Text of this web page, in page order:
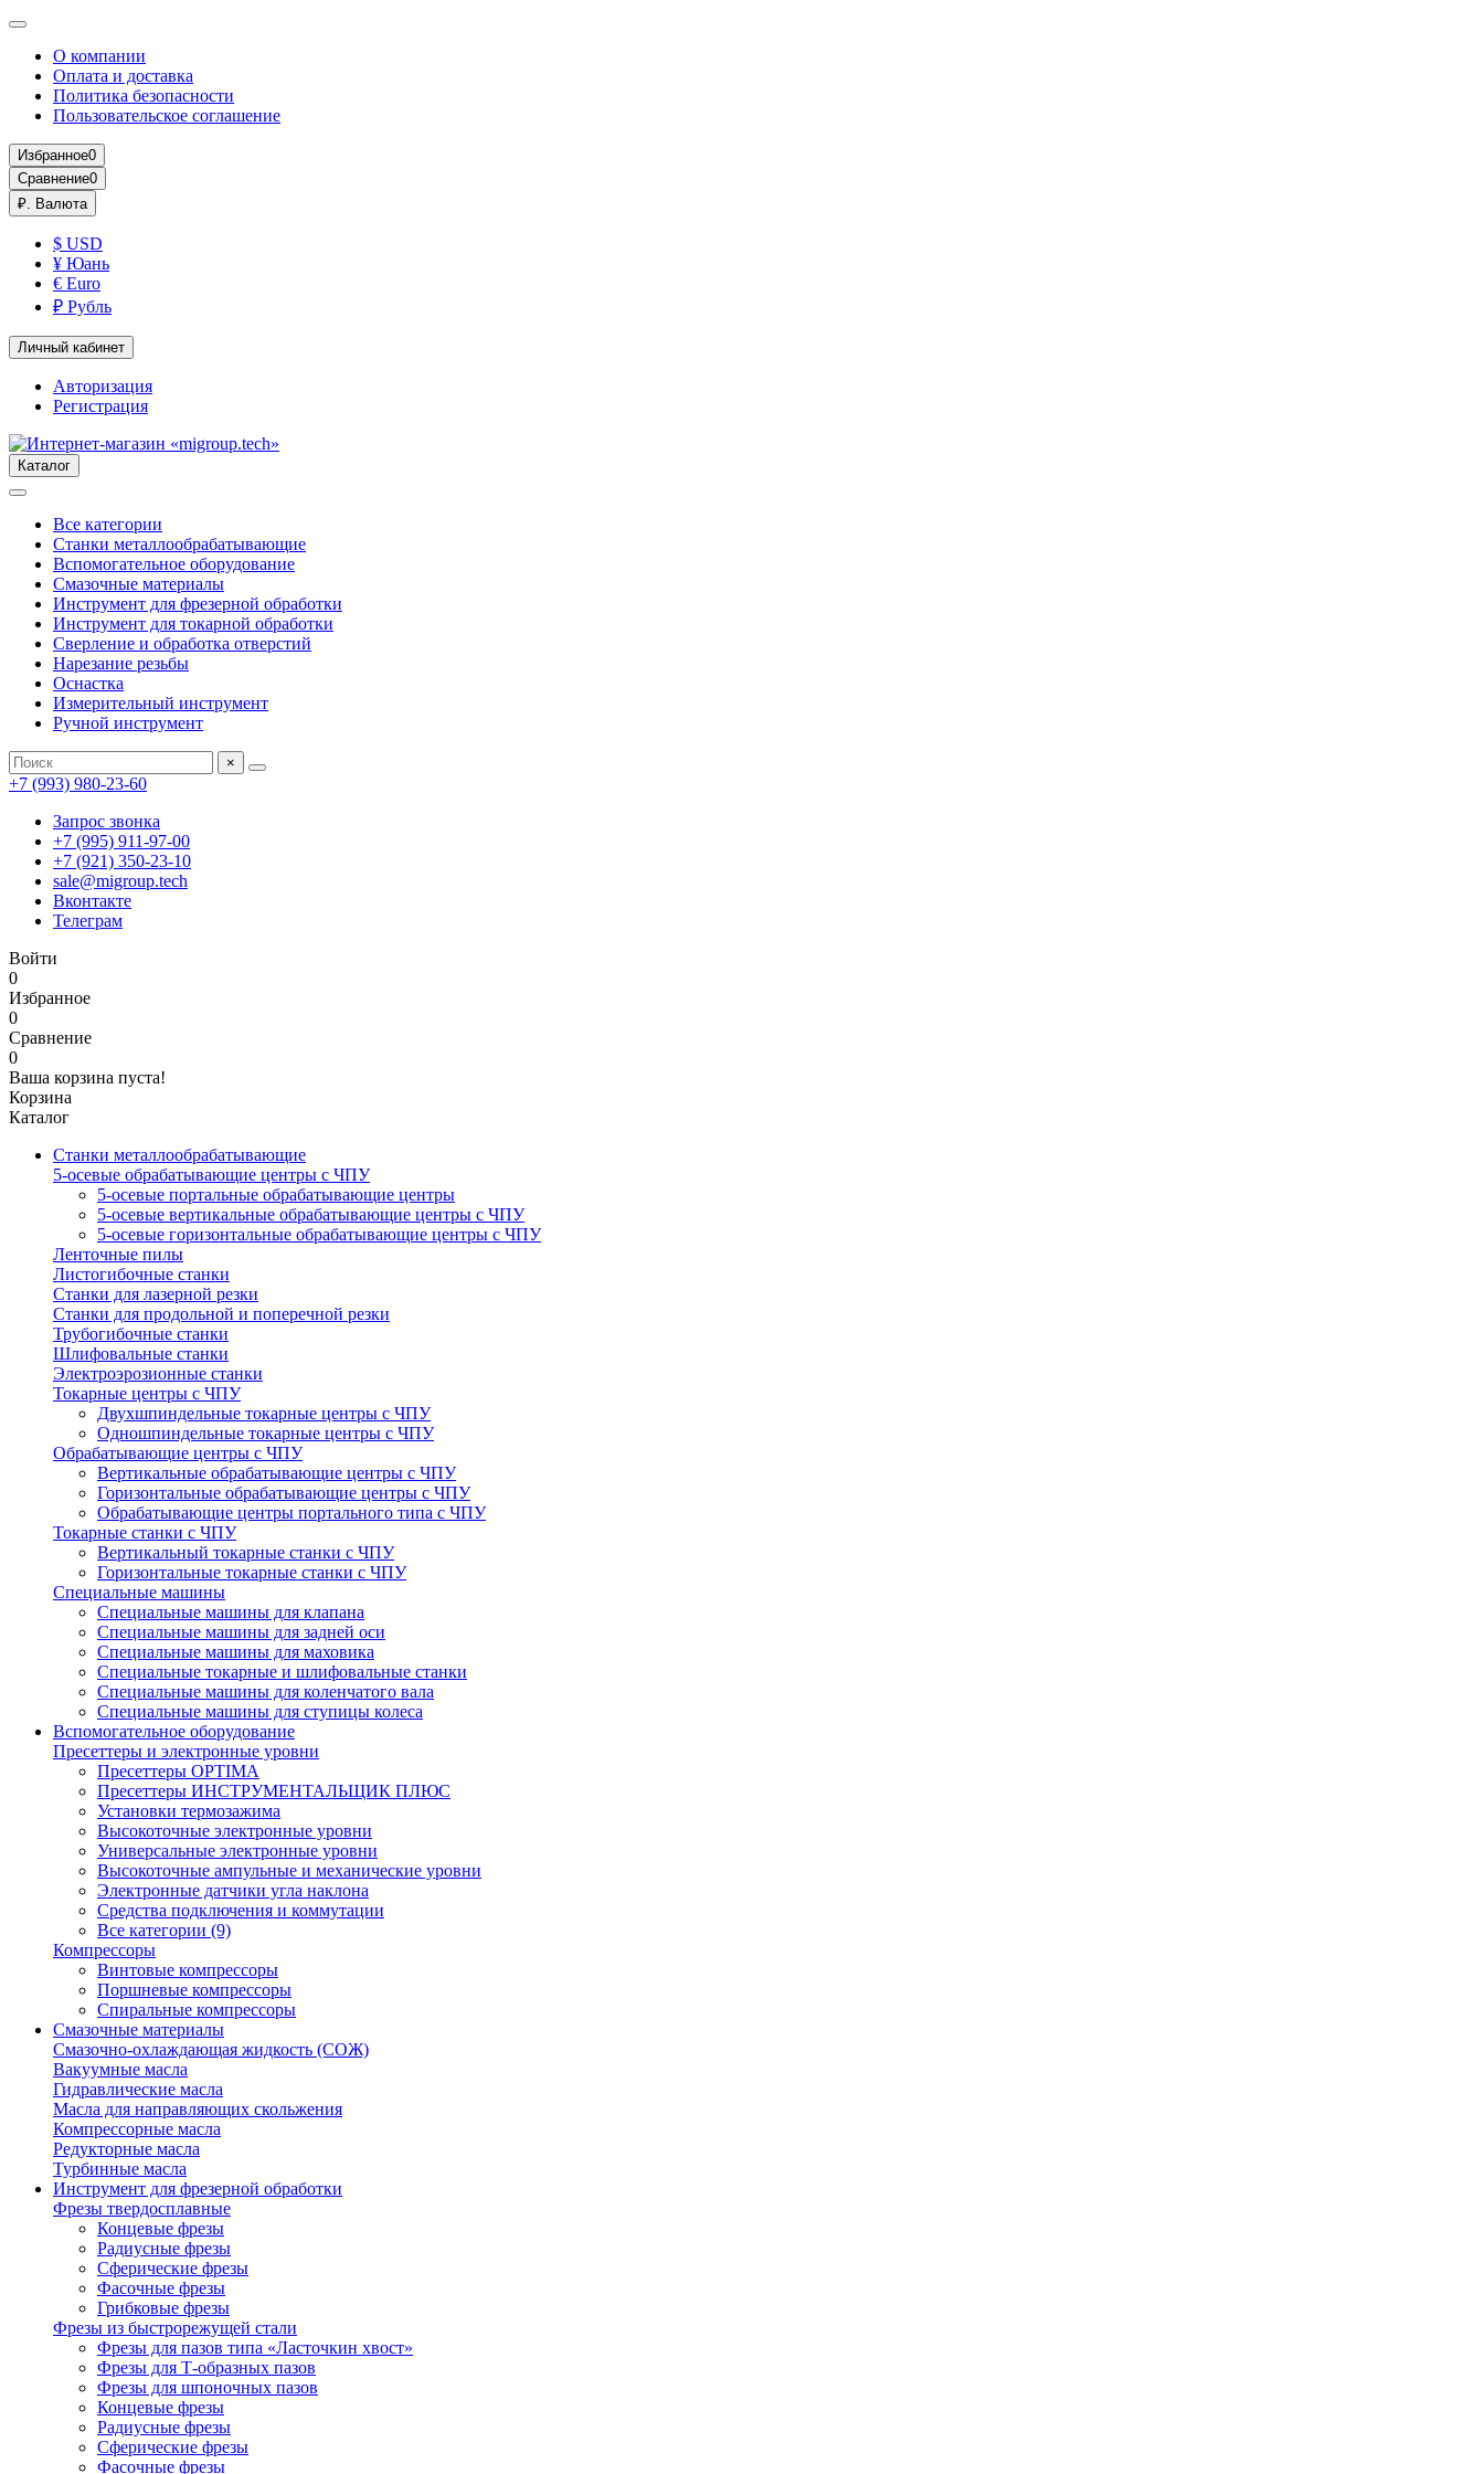
О компании
Оплата и доставка
Политика безопасности
Пользовательское соглашение
Избранное0
Сравнение0
₽. Валюта
$ USD
¥ Юань
€ Euro
₽ Рубль
Личный кабинет
Авторизация
Регистрация
Каталог
Все категории
Станки металлообрабатывающие
Вспомогательное оборудование
Смазочные материалы
Инструмент для фрезерной обработки
Инструмент для токарной обработки
Сверление и обработка отверстий
Нарезание резьбы
Оснастка
Измерительный инструмент
Ручной инструмент
×
+7 (993) 980-23-60
Запрос звонка
+7 (995) 911-97-00
+7 (921) 350-23-10
sale@migroup.tech
Вконтакте
Телеграм
Войти
0
Избранное
0
Сравнение
0
Ваша корзина пуста!
Корзина
Каталог
Станки металлообрабатывающие
5-осевые обрабатывающие центры с ЧПУ
5-осевые портальные обрабатывающие центры
5-осевые вертикальные обрабатывающие центры с ЧПУ
5-осевые горизонтальные обрабатывающие центры с ЧПУ
Ленточные пилы
Листогибочные станки
Станки для лазерной резки
Станки для продольной и поперечной резки
Трубогибочные станки
Шлифовальные станки
Электроэрозионные станки
Токарные центры с ЧПУ
Двухшпиндельные токарные центры с ЧПУ
Одношпиндельные токарные центры с ЧПУ
Обрабатывающие центры с ЧПУ
Вертикальные обрабатывающие центры с ЧПУ
Горизонтальные обрабатывающие центры с ЧПУ
Обрабатывающие центры портального типа с ЧПУ
Токарные станки с ЧПУ
Вертикальный токарные станки с ЧПУ
Горизонтальные токарные станки с ЧПУ
Специальные машины
Специальные машины для клапана
Специальные машины для задней оси
Специальные машины для маховика
Специальные токарные и шлифовальные станки
Специальные машины для коленчатого вала
Специальные машины для ступицы колеса
Вспомогательное оборудование
Пресеттеры и электронные уровни
Пресеттеры OPTIMA
Пресеттеры ИНСТРУМЕНТАЛЬЩИК ПЛЮС
Установки термозажима
Высокоточные электронные уровни
Универсальные электронные уровни
Высокоточные ампульные и механические уровни
Электронные датчики угла наклона
Средства подключения и коммутации
Все категории (9)
Компрессоры
Винтовые компрессоры
Поршневые компрессоры
Спиральные компрессоры
Смазочные материалы
Смазочно-охлаждающая жидкость (СОЖ)
Вакуумные масла
Гидравлические масла
Масла для направляющих скольжения
Компрессорные масла
Редукторные масла
Турбинные масла
Инструмент для фрезерной обработки
Фрезы твердосплавные
Концевые фрезы
Радиусные фрезы
Сферические фрезы
Фасочные фрезы
Грибковые фрезы
Фрезы из быстрорежущей стали
Фрезы для пазов типа «Ласточкин хвост»
Фрезы для Т-образных пазов
Фрезы для шпоночных пазов
Концевые фрезы
Радиусные фрезы
Сферические фрезы
Фасочные фрезы